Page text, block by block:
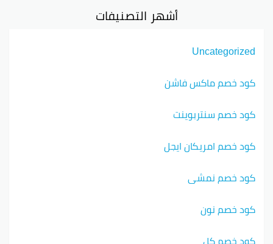
أشهر التصنيفات
Uncategorized
كود خصم ماكس فاشن
كود خصم سنتربوينت
كود خصم امريكان ايجل
كود خصم نمشي
كود خصم نون